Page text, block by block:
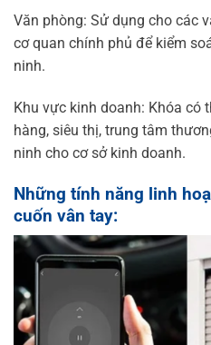
Văn phòng: Sử dụng cho các
cơ quan chính phủ để kiểm
ninh.
Khu vực kinh doanh: Khóa có
hàng, siêu thị, trung tâm
ninh cho cơ sở kinh doanh.
Những tính năng linh
cuốn vân tay: